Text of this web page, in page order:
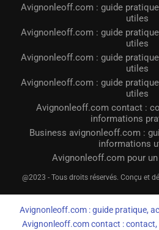
Avignonleoff.com : guide
utiles
Avignonleoff.com : guide
utiles
Avignonleoff.com : guide
utiles
Avignonleoff.com : guide
utiles
Avignonleoff.com contact :
informations
Business avignonleoff.com :
informations
Avignonleoff.com pour
@2023 - Tous droits réservés. Conçu et
Avignonleoff.com : guide pratique,
Avignonleoff.com contact :